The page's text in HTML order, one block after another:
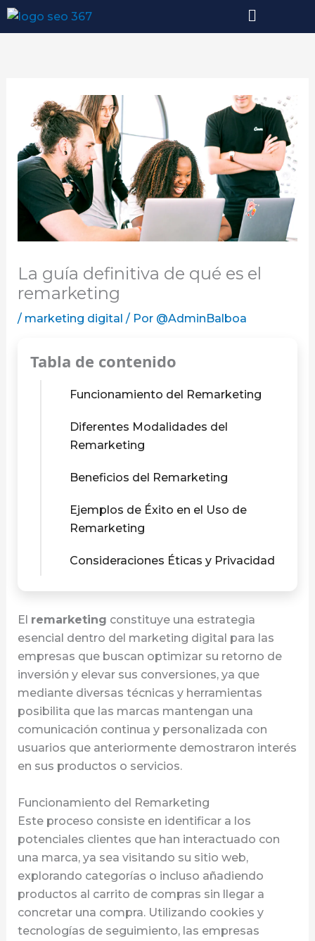
La guía definitiva de qué es el
remarketing
/ marketing digital / Por @AdminBalboa
Tabla de contenido
Funcionamiento del Remarketing
Diferentes Modalidades del
Remarketing
Beneficios del Remarketing
Ejemplos de Éxito en el Uso de
Remarketing
Consideraciones Éticas y Privacidad
El remarketing constituye una estrategia
esencial dentro del marketing digital para las
empresas que buscan optimizar su retorno de
inversión y elevar sus conversiones, ya que
mediante diversas técnicas y herramientas
posibilita que las marcas mantengan una
comunicación continua y personalizada con
usuarios que anteriormente demostraron interés
en sus productos o servicios.
Funcionamiento del Remarketing
Este proceso consiste en identificar a los
potenciales clientes que han interactuado con
una marca, ya sea visitando su sitio web,
explorando categorías o incluso añadiendo
productos al carrito de compras sin llegar a
concretar una compra. Utilizando cookies y
tecnologías de seguimiento, las empresas